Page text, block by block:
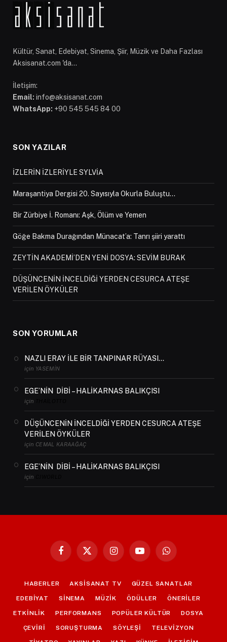
Kültür, Sanat, Edebiyat, Sinema, Şiir, Müzik ve Daha Fazlası
Aksisanat.com 'da...
İletişim:
Email: info@aksisanat.com
WhatsApp: +90 545 545 84 00
SON YAZILAR
İZLERİN İZLERİYLE SYLVİA
Maraşantiya Dergisi 20. Sayısıyla Okurla Buluştu…
Bir Zürbiye İ. Romanı: Aşk, Ölüm ve Yemen
Göğe Bakma Durağından Münacat’a: Tanrı şiiri yarattı
ZEYTİN AKADEMİ’DEN YENİ DOSYA: SEVİM BURAK
DÜŞÜNCENİN İNCELDİĞİ YERDEN CESURCA ATEŞE
VERİLEN ÖYKÜLER
SON YORUMLAR
NAZLI ERAY İLE BİR TANPINAR RÜYASI…
için YASEMIN
EGE’NİN DİBİ – HALİKARNAS BALIKÇISI
için
DÜŞÜNCENİN İNCELDİĞİ YERDEN CESURCA ATEŞE
VERİLEN ÖYKÜLER
için CEMAL KARAAĞAÇ
EGE’NİN DİBİ – HALİKARNAS BALIKÇISI
için
Facebook
X
InstagramYouTubeWhatsApp
HABERLER AKSİSANAT TV GÜZEL SANATLAR
EDEBİYAT SİNEMA MÜZİK ÖDÜLLER ÖNERİLER
ETKİNLİK PERFORMANS POPÜLER KÜLTÜR DOSYA
ÇEVİRİ SORUŞTURMA SÖYLEŞİ TELEVİZYON